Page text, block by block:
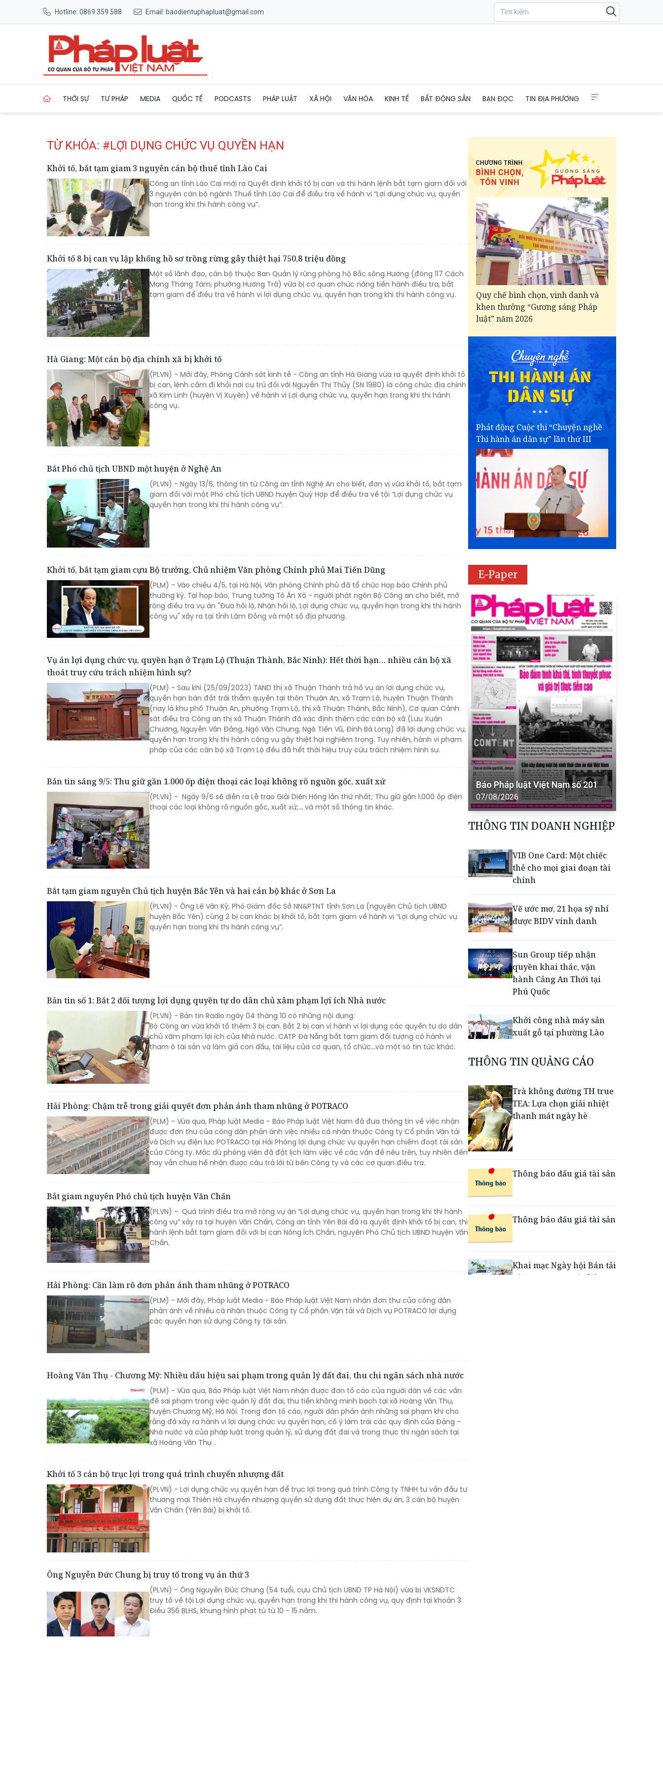
Hotline: 0869 359 588 Email: baodientuphapluat@gmail.com
THỜI SỰ TƯ PHÁP MEDIA QUỐC TẾ PODCASTS PHÁP LUẬT XÃ HỘI VĂN HÓA KINH TẾ BẤT ĐỘNG SẢN BẠN ĐỌC TIN ĐỊA PHƯƠNG
TỪ KHÓA: #LỢI DỤNG CHỨC VỤ QUYỀN HẠN
Khởi tố, bắt tạm giam 3 nguyên cán bộ thuế tỉnh Lào Cai
Công an tỉnh Lào Cai mới ra Quyết định khởi tố bị can và thi hành lệnh bắt tạm giam đối với
3 nguyên cán bộ ngành Thuế tỉnh Lào Cai để điều tra về hành vi “Lợi dụng chức vụ, quyền
hạn trong khi thi hành công vụ”.
Khởi tố 8 bị can vụ lập khống hồ sơ trồng rừng gây thiệt hại 750,8 triệu đồng
Một số lãnh đạo, cán bộ thuộc Ban Quản lý rừng phòng hộ Bắc sông Hương (đóng 117 Cách
Mạng Tháng Tám, phường Hương Trà) vừa bị cơ quan chức năng tiến hành điều tra, bắt
tạm giam để điều tra về hành vi lợi dụng chức vụ, quyền hạn trong khi thi hành công vụ.
Hà Giang: Một cán bộ địa chính xã bị khởi tố
(PLVN) - Mới đây, Phòng Cảnh sát kinh tế - Công an tỉnh Hà Giang vừa ra quyết định khởi tố
bị can, lệnh cấm đi khỏi nơi cư trú đối với Nguyễn Thị Thủy (SN 1980) là công chức địa chính
xã Kim Linh (huyện Vị Xuyên) về hành vi Lợi dụng chức vụ, quyền hạn trong khi thi hành
công vụ.
Bắt Phó chủ tịch UBND một huyện ở Nghệ An
(PLVN) - Ngày 13/6, thông tin từ Công an tỉnh Nghệ An cho biết, đơn vị vừa khởi tố, bắt tạm
giam đối với một Phó chủ tịch UBND huyện Quỳ Hợp để điều tra về tội “Lợi dụng chức vụ
quyền hạn trong khi thi hành công vụ”.
Khởi tố, bắt tạm giam cựu Bộ trưởng, Chủ nhiệm Văn phòng Chính phủ Mai Tiến Dũng
(PLM) - Vào chiều 4/5, tại Hà Nội, Văn phòng Chính phủ đã tổ chức Họp báo Chính phủ
thường kỳ. Tại họp báo, Trung tướng Tô Ân Xô - người phát ngôn Bộ Công an cho biết, mở
rộng điều tra vụ án "Đưa hối lộ, Nhận hối lộ, Lợi dụng chức vụ, quyền hạn trong khi thi hành
công vụ" xảy ra tại tỉnh Lâm Đồng và một số địa phương.
Vụ án lợi dụng chức vụ, quyền hạn ở Trạm Lộ (Thuận Thành, Bắc Ninh): Hết thời hạn… nhiều cán bộ xã
thoát truy cứu trách nhiệm hình sự?
(PLM) - Sau khi (25/09/2023) TAND thị xã Thuận Thành trả hồ vụ án lợi dụng chức vụ,
quyền hạn bán đất trái thẩm quyền tại thôn Thuận An, xã Trạm Lộ, huyện Thuận Thành
(nay là khu phố Thuận An, phường Trạm Lộ, thị xã Thuận Thành, Bắc Ninh), Cơ quan Cảnh
sát điều tra Công an thị xã Thuận Thành đã xác định thêm các cán bộ xã (Lưu Xuân
Chương, Nguyễn Văn Đằng, Ngô Văn Chung, Ngô Tiến Vũ, Đinh Bá Long) đã lợi dụng chức vụ,
quyền hạn trong khi thi hành công vụ gây thiệt hại nghiêm trọng. Tuy nhiên, hành vi phạm
pháp của các cán bộ xã Trạm Lộ đều đã hết thời hiệu truy cứu trách nhiệm hình sự.
Bản tin sáng 9/5: Thu giữ gần 1.000 ốp điện thoại các loại không rõ nguồn gốc, xuất xứ
(PLVN) - Ngày 9/6 sẽ diễn ra Lễ trao Giải Diên Hồng lần thứ nhất; Thu giữ gần 1.000 ốp điện
thoại các loại không rõ nguồn gốc, xuất xứ;... và một số thông tin khác.
Bắt tạm giam nguyên Chủ tịch huyện Bắc Yên và hai cán bộ khác ở Sơn La
(PLVN) - Ông Lê Văn Kỳ, Phó Giám đốc Sở NN&PTNT tỉnh Sơn La (nguyên Chủ tịch UBND
huyện Bắc Yên) cùng 2 bị can khác bị khởi tố, bắt tạm giam về hành vi “Lợi dụng chức vụ
quyền hạn trong khi thi hành công vụ”.
Bản tin số 1: Bắt 2 đối tượng lợi dụng quyền tự do dân chủ xâm phạm lợi ích Nhà nước
(PLVN) - Bản tin Radio ngày 04 tháng 10 có những nội dung:
Bộ Công an vừa khởi tố thêm 3 bị can. Bắt 2 bị can vì hành vi lợi dụng các quyền tự do dân
chủ xâm phạm lợi ích của Nhà nước. CATP Đà Nẵng bắt tạm giam đối tượng có hành vi
tham ô tài sản và làm giả con dấu, tài liệu của cơ quan, tổ chức...và một só tin tức khác.
Hải Phòng: Chậm trễ trong giải quyết đơn phản ánh tham nhũng ở POTRACO
(PLM) - Vừa qua, Pháp luật Media – Báo Pháp luật Việt Nam đã đưa thông tin về việc nhận
được đơn thư của công dân phản ánh việc nhiều cá nhân thuộc Công ty Cổ phần Vận tải
và Dịch vụ điện lưc POTRACO tại Hải Phòng lợi dụng chức vụ quyền hạn chiếm đoạt tài sản
của Công ty. Mặc dù phóng viên đã đặt lịch làm việc về các vấn đề nêu trên, tuy nhiên đến
nay vẫn chưa hề nhận được câu trả lời từ bên Công ty và các cơ quan điều tra.
Bắt giam nguyên Phó chủ tịch huyện Văn Chấn
(PLVN) - Quá trình điều tra mở rộng vụ án “Lợi dụng chức vụ, quyền hạn trong khi thi hành
công vụ” xảy ra tại huyện Văn Chấn, Công an tỉnh Yên Bái đã ra quyết định khởi tố bị can, thi
hành lệnh bắt tạm giam đối với bị can Nông Ích Chấn, nguyên Phó Chủ tịch UBND huyện Văn
Chấn.
Hải Phòng: Cần làm rõ đơn phản ánh tham nhũng ở POTRACO
(PLM) - Mới đây, Pháp luật Media - Báo Pháp luật Việt Nam nhận đơn thư của công dân
phản ánh về nhiều cá nhân thuộc Công ty Cổ phần Vận tải và Dịch vụ POTRACO lợi dụng
các quyền hạn sử dụng Công ty tài sản.
Hoàng Văn Thụ - Chương Mỹ: Nhiều dấu hiệu sai phạm trong quản lý đất đai, thu chi ngân sách nhà nước
(PLM) - Vừa qua, Báo Pháp luật Việt Nam nhận được đơn tố cáo của người dân về các vấn
đề sai phạm trong việc quản lý đất đai, thu tiền không minh bạch tại xã Hoàng Văn Thụ,
huyện Chương Mỹ, Hà Nội. Trong đơn tố cáo, người dân phản ánh những sai phạm khi cho
rằng đã xảy ra hành vi lợi dụng chức vụ quyền hạn, cố ý làm trái các quy định của Đảng –
Nhà nước và của pháp luật trong quản lý, sử dụng đất đai và trong thực thi ngân sách tại
xã Hoàng Văn Thụ .
Khởi tố 3 cán bộ trục lợi trong quá trình chuyển nhượng đất
(PLVN) - Lợi dụng chức vụ quyền hạn để trục lợi trong quá trình Công ty TNHH tư vấn đầu tư
thương mại Thiên Hà chuyển nhượng quyền sử dụng đất thực hiện dự án, 3 cán bộ huyện
Văn Chấn (Yên Bái) bị khởi tố.
Ông Nguyễn Đức Chung bị truy tố trong vụ án thứ 3
(PLVN) - Ông Nguyễn Đức Chung (54 tuổi, cựu Chủ tịch UBND TP Hà Nội) vừa bị VKSNDTC
truy tố về tội Lợi dụng chức vụ, quyền hạn trong khi thi hành công vụ, quy định tại khoản 3
Điều 356 BLHS, khung hình phạt tù từ 10 - 15 năm.
Quy chế bình chọn, vinh danh và
khen thưởng “Gương sáng Pháp
luật” năm 2026
Phát động Cuộc thi “Chuyện nghề
Thi hành án dân sự” lần thứ III
E-Paper
Báo Pháp luật Việt Nam số 201
07/08/2026
THÔNG TIN DOANH NGHIỆP
VIB One Card: Một chiếc
thẻ cho mọi giai đoạn tài
chính
Vẽ ước mơ, 21 họa sỹ nhí
được BIDV vinh danh
Sun Group tiếp nhận
quyền khai thác, vận
hành Cảng An Thới tại
Phú Quốc
Khởi công nhà máy sản
xuất gỗ tại phường Lào
Thơ - Đà Lạt sau gần 6
năm
THÔNG TIN QUẢNG CÁO
Trà không đường TH true
TEA: Lựa chọn giải nhiệt
thanh mát ngày hè
Thông báo đấu giá tài sản
Thông báo đấu giá tài sản
Khai mạc Ngày hội Bán tải
Việt Nam 2026 tại Chân